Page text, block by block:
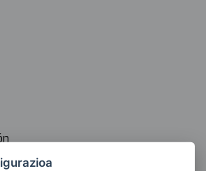
+ teknologia aplikatua